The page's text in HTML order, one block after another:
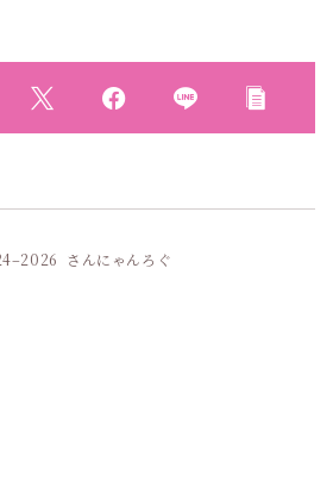
さんにゃんろぐ